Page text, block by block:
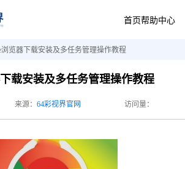
首页帮助中心
浏览器下载安装及多任务管理操作教程
载安装及多任务管理操作教程
来源： 64彩视界官网 访问量：